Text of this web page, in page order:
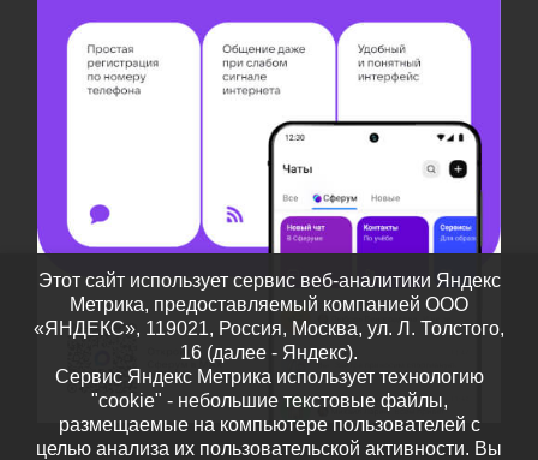
Этот сайт использует сервис веб-аналитики Яндекс
Метрика, предоставляемый компанией ООО
«ЯНДЕКС», 119021, Россия, Москва, ул. Л. Толстого,
16 (далее - Яндекс).
Сервис Яндекс Метрика использует технологию
"cookie" - небольшие текстовые файлы,
размещаемые на компьютере пользователей с
целью анализа их пользовательской активности. Вы